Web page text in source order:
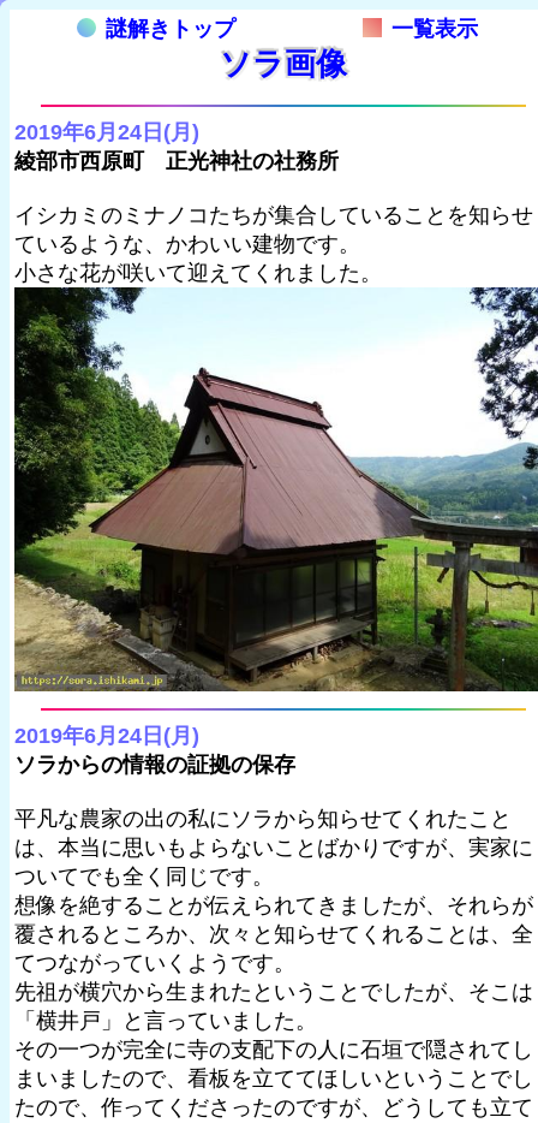
謎解きトップ 一覧表示
ソラ画像
2019年6月24日(月)
綾部市西原町 正光神社の社務所
イシカミのミナノコたちが集合していることを知らせ
ているような、かわいい建物です。
小さな花が咲いて迎えてくれました。
2019年6月24日(月)
ソラからの情報の証拠の保存
平凡な農家の出の私にソラから知らせてくれたこと
は、本当に思いもよらないことばかりですが、実家に
ついてでも全く同じです。
想像を絶することが伝えられてきましたが、それらが
覆されるところか、次々と知らせてくれることは、全
てつながっていくようです。
先祖が横穴から生まれたということでしたが、そこは
「横井戸」と言っていました。
その一つが完全に寺の支配下の人に石垣で隠されてし
まいましたので、看板を立ててほしいということでし
たので、作ってくださったのですが、どうしても立て